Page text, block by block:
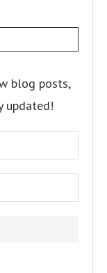
blog posts,
updated!